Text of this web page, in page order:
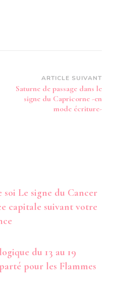
ARTICLE SUIVANT
Saturne de passage dans le
signe du Capricorne -en
mode écriture-
soi Le signe du Cancer
capitale suivant votre
du 13 au 19
pour les Flammes